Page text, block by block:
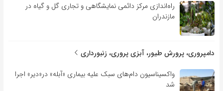
راه‌اندازی مرکز دائمی نمایشگاهی و تجاری گل و گیاه در
مازندران
دامپروری، پرورش طیور، آبزی پروری، زنبورداری
واکسیناسیون دام‌های سبک علیه بیماری «آبله» در«دیر» اجرا
شد